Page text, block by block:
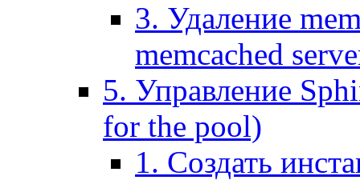
3. Удаление
memcached
5. Управление
for the pool)
1. Создать